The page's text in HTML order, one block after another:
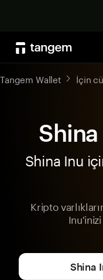
Tangem Wallet İçin
Shina
Shina Inu
Kripto
Shina